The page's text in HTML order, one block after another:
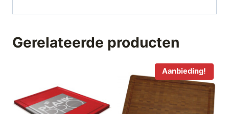
Gerelateerde producten
Aanbieding!